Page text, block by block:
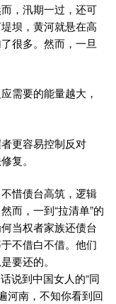
，汛期一过，还可
坝，黄河就悬在高
很多。然而，一旦
需要的能量越大，
更容易控制反对
复。
惜债台高筑，逻辑
而，一到“拉清单”的
当权者家族还债台
不借白不借。他们
要还的。
说到中国女人的“同
河南，不知你看到回